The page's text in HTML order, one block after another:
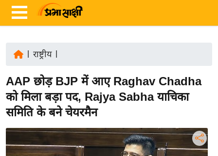
ज़ा
ख
र
ष्ट्री
राष्ट्रीय|
AAP छोड़ BJP में आए Raghav Chadha
को मिला बड़ा पद, Rajya Sabha याचिका
समिति के बने चेयरमैन